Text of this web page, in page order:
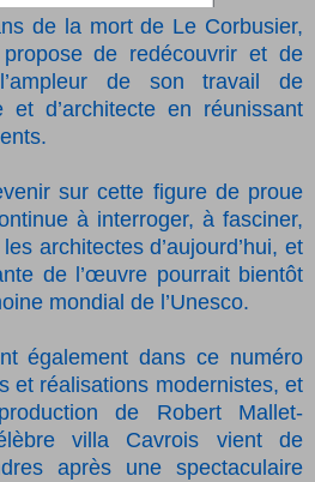
de la mort de Le Corbusier,
de redécouvrir et de
de son travail de
et d’architecte en réunissant
sur cette figure de proue
à interroger, à fasciner,
architectes d’aujourd’hui, et
de l’œuvre pourrait bientôt
mondial de l’Unesco.
également dans ce numéro
et réalisations modernistes, et
de Robert Mallet-
villa Cavrois vient de
après une spectaculaire